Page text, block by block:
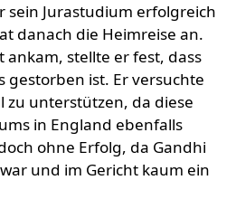
sein Jurastudium erfolgreich
danach die Heimreise an.
ankam, stellte er fest, dass
gestorben ist. Er versuchte
zu unterstützen, da diese
in England ebenfalls
ohne Erfolg, da Gandhi
und im Gericht kaum ein